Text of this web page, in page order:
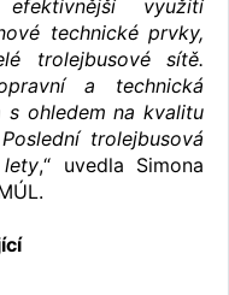
využití
technické prvky,
trolejbusové sítě.
a technická
s ohledem na kvalitu
trolejbusová
,“ uvedla Simona